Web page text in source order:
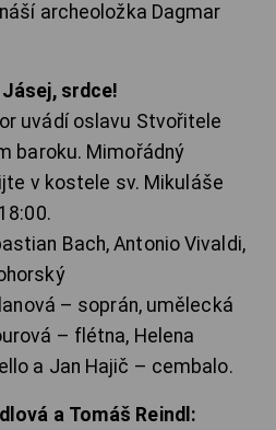
archeoložka Dagmar
srdce!
uvádí oslavu Stvořitele
baroku. Mimořádný
v kostele sv. Mikuláše
Bach, Antonio Vivaldi,
– soprán, umělecká
– flétna, Helena
a Jan Hajič – cembalo.
a Tomáš Reindl: